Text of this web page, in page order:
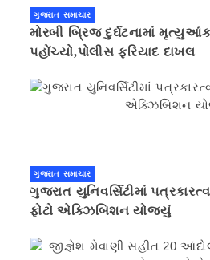
ગુજરાત સમાચાર
મોરબી બ્રિજ દુર્ઘટનામાં
પહોંચ્યો,પોલીસ ફરિયાદ દાખલ
ગુજરાત સમાચાર
ગુજરાત યુનિવર્સિટીમાં
ફોટો એક્ઝિબિશન યોજ્યું